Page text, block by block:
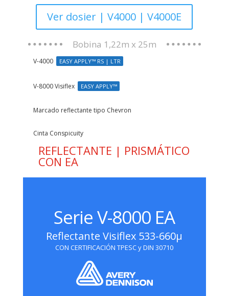
Ver dosier | V4000 | V4000E
Bobina 1,22m x 25m
V-4000 EASY APPLY™ RS | LTR
V-8000 Visiflex EASY APPLY™
Marcado reflectante tipo Chevron
Cinta Conspicuity
REFLECTANTE | PRISMÁTICO
CON EA
Serie V-8000 EA
Reflectante Visiflex 533-660μ
CON CERTIFICACIÓN TPESC y DIN 30710